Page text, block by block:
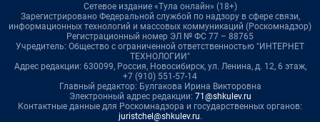
Сетевое издание «Тула онлайн» (18+)
Зарегистрировано Федеральной службой по надзору в сфере связи,
информационных технологий и массовых коммуникаций (Роскомнадзор)
Регистрационный номер ЭЛ № ФС 77 – 88765
Учредитель: Общество с ограниченной ответственностью "ИНТЕРНЕТ
ТЕХНОЛОГИИ"
Адрес редакции: 630099, Россия, Новосибирск, ул. Ленина, д. 12, 6 этаж,
+7 (910) 551-57-14
Главный редактор: Булгакова Ирина Викторовна
Электронный адрес редакции: 71@shkulev.ru
Контактные данные для Роскомнадзора и государственных органов:
juristchel@shkulev.ru.